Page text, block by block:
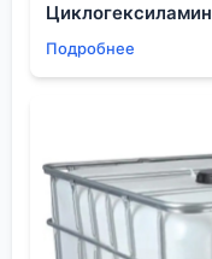
Циклогексиламин
Подробнее